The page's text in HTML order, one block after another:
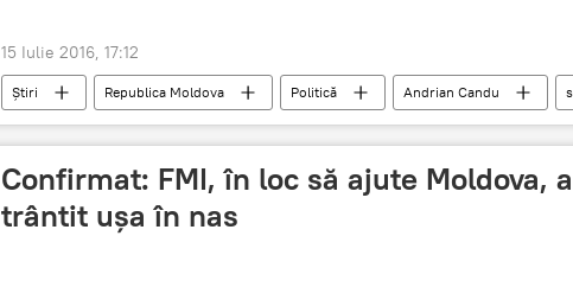
15 Iulie 2016, 17:12
Știri Republica Moldova Politică Andrian Candu
Vasile Bâtcă
vot de neîncredere
Confirmat: FMI, în loc să ajute Moldova, a
trântit ușa în nas